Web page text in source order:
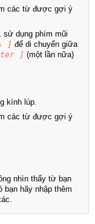
các từ được gợi ý
sử dụng phím mũi
] để di chuyển giữa
] (một lần nữa)
kính lúp.
các từ được gợi ý
nhìn thấy từ bạn
bạn hãy nhập thêm